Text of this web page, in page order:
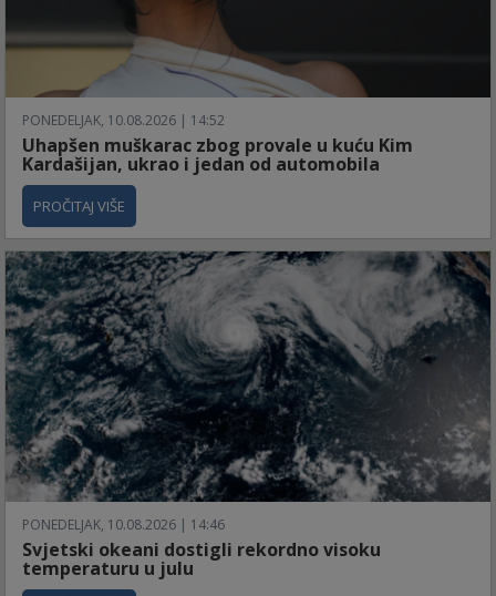
PONEDELJAK, 10.08.2026 | 14:52
Uhapšen muškarac zbog provale u kuću Kim
Kardašijan, ukrao i jedan od automobila
PROČITAJ VIŠE
PONEDELJAK, 10.08.2026 | 14:46
Svjetski okeani dostigli rekordno visoku
temperaturu u julu